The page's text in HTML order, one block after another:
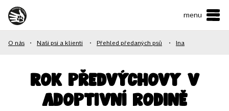
menu
O NÁS
NAŠE SLUŽBY
JAK MŮŽETE POMOCI?
O nás • Naši psi a klienti • Přehled předaných psů • Ina
Rok předvýchovy v
adoptivní rodině